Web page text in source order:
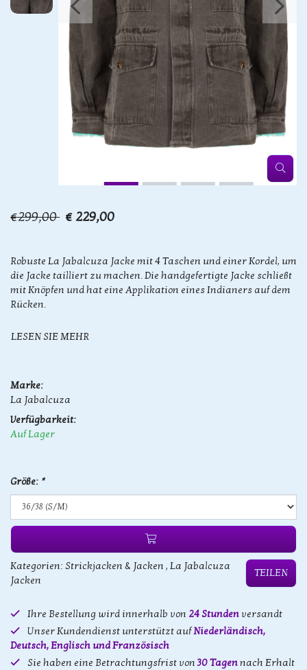
€299,00 € 229,00
Robuste La Jabalcuza Jacke mit 4 Taschen und einer Kordel, um
die Jacke tailliert zu machen. Die handgefertigte Jacke schließt
mit Knöpfen und hat eine Applikation eines Indianers auf dem
Rücken.
LESEN SIE MEHR
Marke:
La Jabalcuza
Verfügbarkeit:
Auf Lager
Größe: *
Kategorien: Strickjacken & Jacken , La Jabalcuza
Jacken
TEILEN
Ihre Bestellung wird innerhalb von 24 Stunden versandt
Unser Kundendienst unterstützt aufNiederländisch,
Deutsch, Englisch und Französisch
Sie haben eine Betrachtungsfrist von30 Tagennach Erhalt